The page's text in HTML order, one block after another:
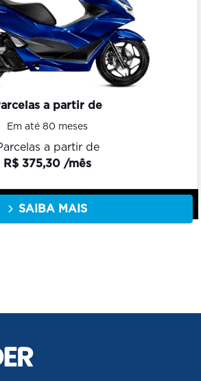
a partir de
Em até 80 meses
a partir de
R$ 375,30 /mês
SAIBA MAIS